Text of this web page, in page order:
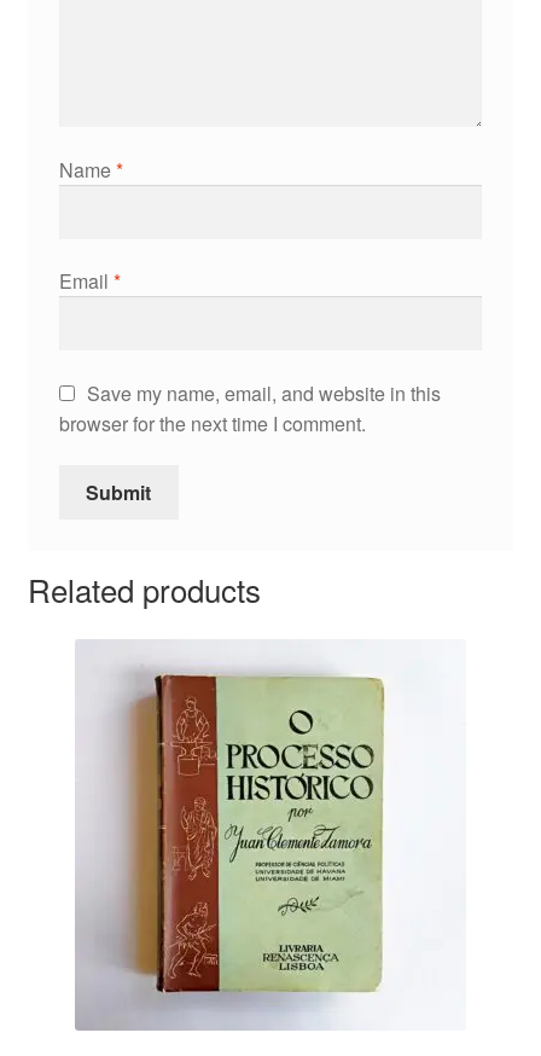
Name*
Email *
Save my name, email, and website in this
browser for the next time I comment.
Related products